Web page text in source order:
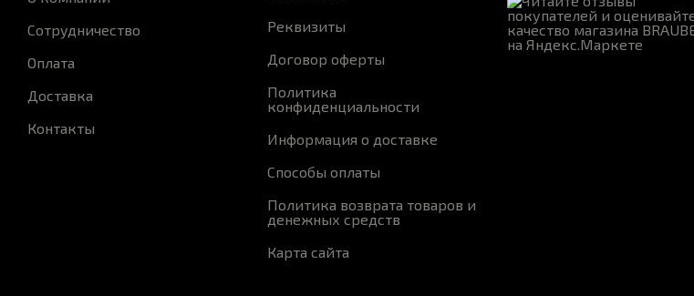
Сотрудничество
Оплата
Доставка
Контакты
Реквизиты
Договор оферты
Политика
конфиденциальности
Информация о доставке
Способы оплаты
Политика возврата товаров и
денежных средств
Карта сайта